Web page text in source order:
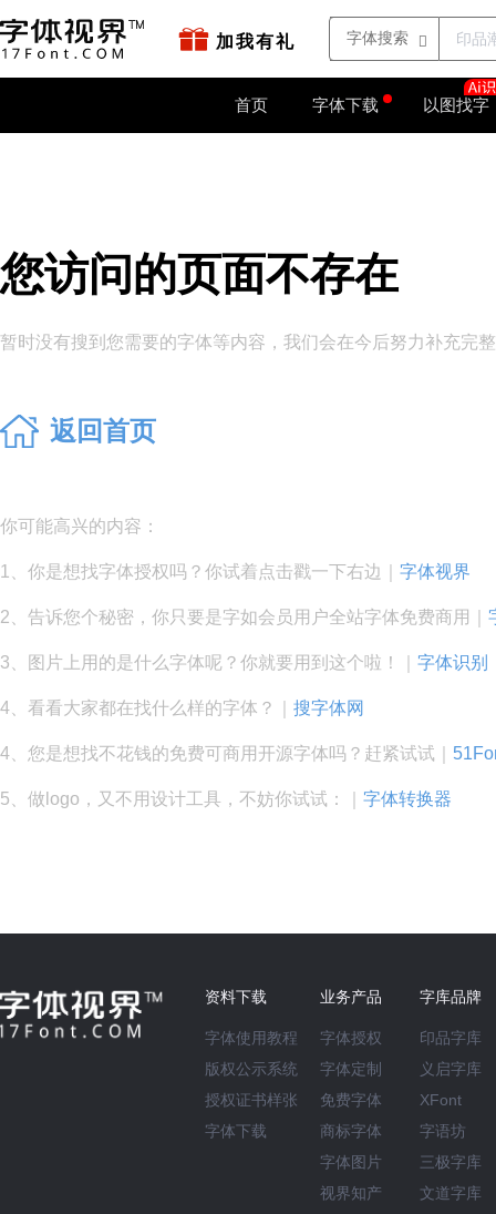
加我有礼
首页 字体下载 以图找字
您访问的页面不存在
暂时没有搜到您需要的字体等内容，我们会在今后努力补充完
返回首页
你可能高兴的内容：
1、你是想找字体授权吗？你试着点击戳一下右边｜ 字体视界
2、告诉您个秘密，你只要是字如会员用户全站字体免费商用｜
3、图片上用的是什么字体呢？你就要用到这个啦！｜ 字体识别
4、看看大家都在找什么样的字体？｜ 搜字体网
4、您是想找不花钱的免费可商用开源字体吗？赶紧试试｜
5、做logo，又不用设计工具，不妨你试试：｜ 字体转换器
资料下载
字体使用教程
版权公示系统
授权证书样张
字体下载
业务产品
字体授权
字体定制
免费字体
商标字体
字体图片
视界知产
字库品牌
印品字库
义启字库
XFont
字语坊
三极字库
文道字库